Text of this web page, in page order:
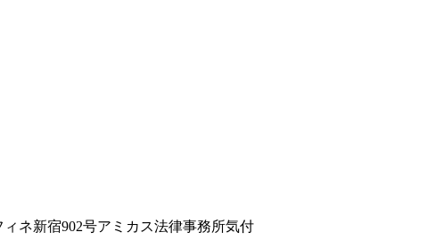
ィネ新宿902号アミカス法律事務所気付